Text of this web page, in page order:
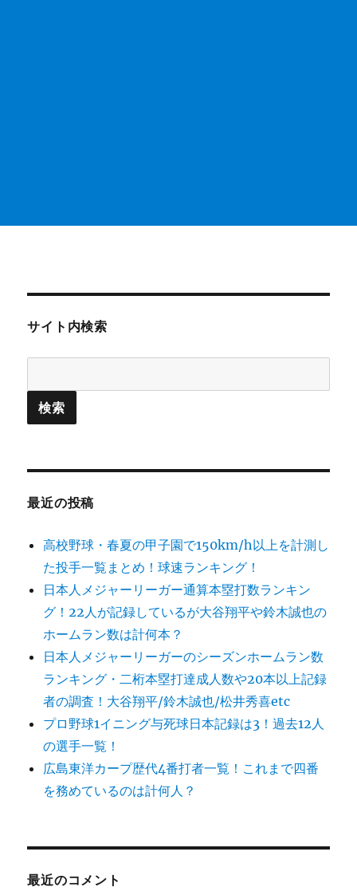
サイト内検索
最近の投稿
高校野球・春夏の甲子園で150km/h以上を計測し
た投手一覧まとめ！球速ランキング！
日本人メジャーリーガー通算本塁打数ランキン
グ！22人が記録しているが大谷翔平や鈴木誠也の
ホームラン数は計何本？
日本人メジャーリーガーのシーズンホームラン数
ランキング・二桁本塁打達成人数や20本以上記録
者の調査！大谷翔平/鈴木誠也/松井秀喜etc
プロ野球1イニング与死球日本記録は3！過去12人
の選手一覧！
広島東洋カープ歴代4番打者一覧！これまで四番
を務めているのは計何人？
最近のコメント